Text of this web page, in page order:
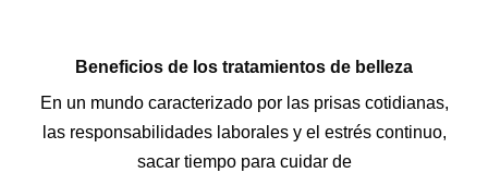
Beneficios de los tratamientos de belleza
En un mundo caracterizado por las prisas cotidianas,
las responsabilidades laborales y el estrés continuo,
sacar tiempo para cuidar de